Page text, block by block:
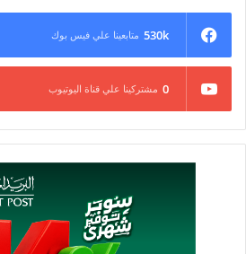
530k متابعينا علي فيس بوك
0 مشتركينا علي قناة اليوتيوب